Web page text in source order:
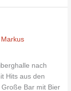
Markus
nach
Hits aus den
Bar mit Bier